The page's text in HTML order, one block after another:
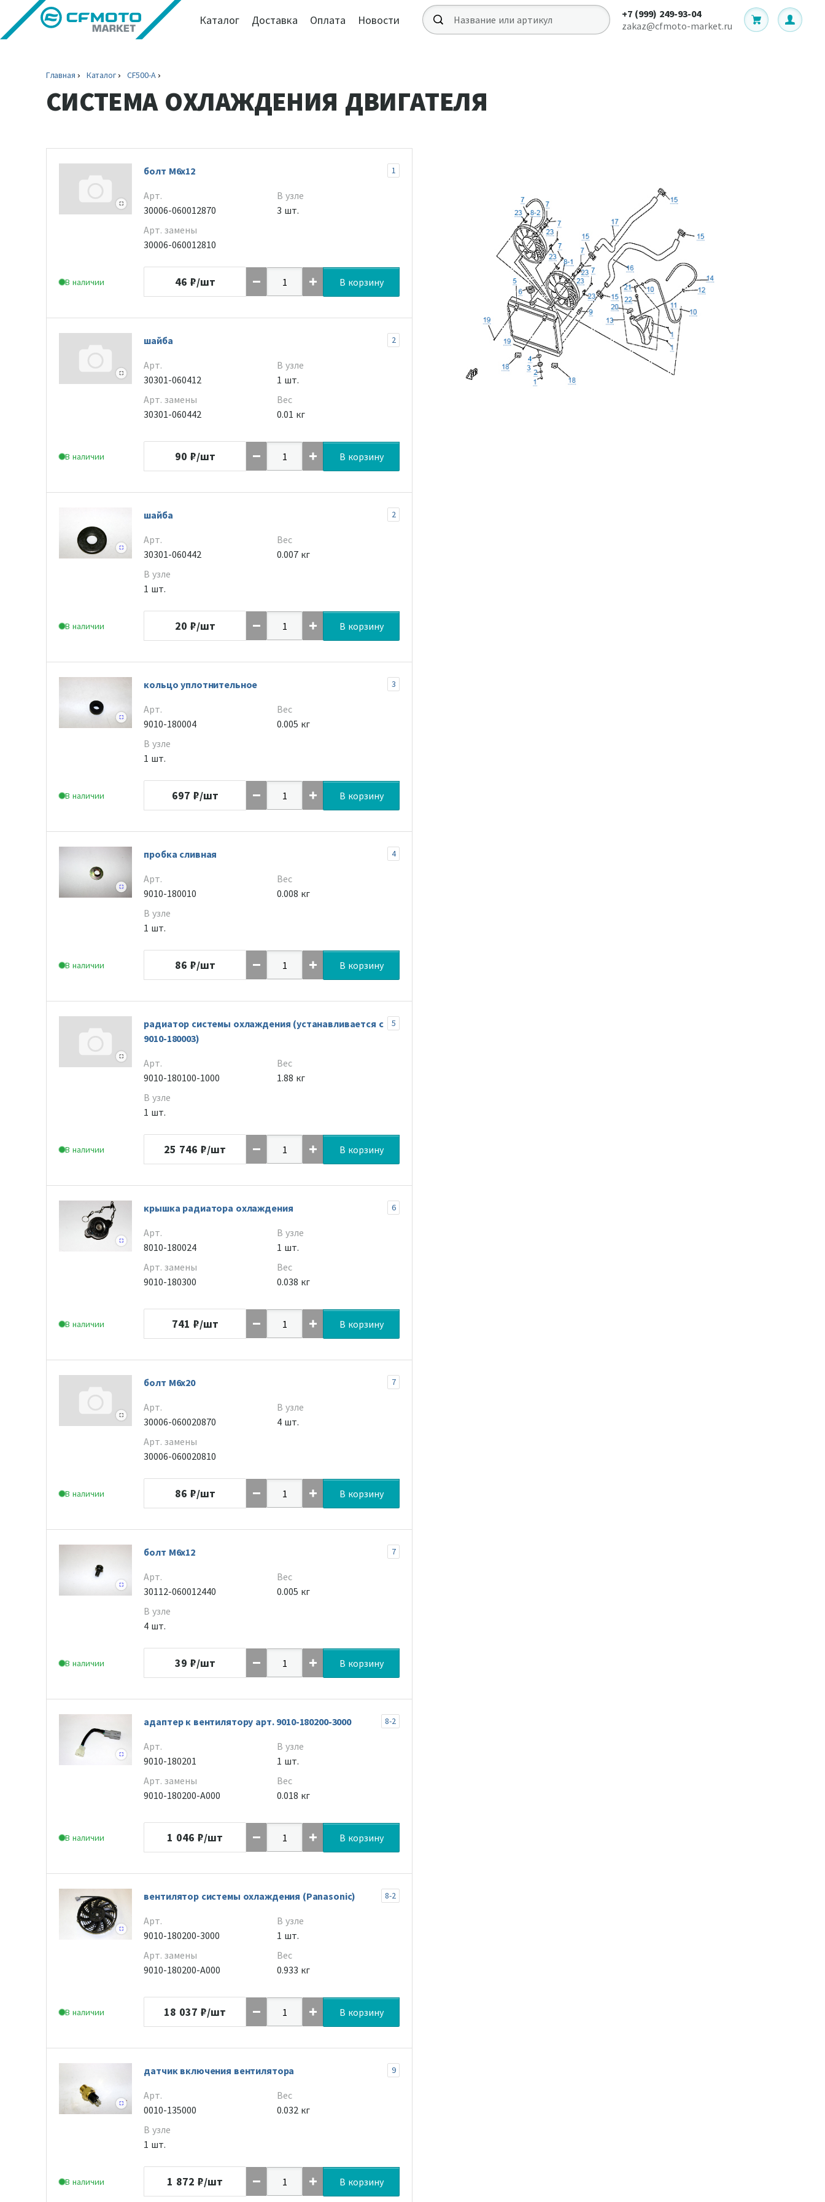
Каталог Доставка Оплата Новости
+7 (999) 249-93-04
zakaz@cfmoto-market.ru
Главная Каталог CF500-A
СИСТЕМА ОХЛАЖДЕНИЯ ДВИГАТЕЛЯ
В наличии
болт М6х12 1
Арт.
30006-060012870
Арт. замены
30006-060012810
В узле
3 шт.
46 ₽/шт В корзину
В наличии
шайба 2
Арт.
30301-060412
Арт. замены
30301-060442
В узле
1 шт.
Вес
0.01 кг
90 ₽/шт В корзину
В наличии
шайба 2
Арт.
30301-060442
В узле
1 шт.
Вес
0.007 кг
20 ₽/шт В корзину
В наличии
кольцо уплотнительное 3
Арт.
9010-180004
В узле
1 шт.
Вес
0.005 кг
697 ₽/шт В корзину
В наличии
пробка сливная 4
Арт.
9010-180010
В узле
1 шт.
Вес
0.008 кг
86 ₽/шт В корзину
В наличии
радиатор системы охлаждения (устанавливается с
9010-180003)
5
Арт.
9010-180100-1000
В узле
1 шт.
Вес
1.88 кг
25 746 ₽/шт В корзину
В наличии
крышка радиатора охлаждения 6
Арт.
8010-180024
Арт. замены
9010-180300
В узле
1 шт.
Вес
0.038 кг
741 ₽/шт В корзину
В наличии
болт M6x20 7
Арт.
30006-060020870
Арт. замены
30006-060020810
В узле
4 шт.
86 ₽/шт В корзину
В наличии
болт М6х12 7
Арт.
30112-060012440
В узле
4 шт.
Вес
0.005 кг
39 ₽/шт В корзину
В наличии
адаптер к вентилятору арт. 9010-180200-3000 8-2
Арт.
9010-180201
Арт. замены
9010-180200-A000
В узле
1 шт.
Вес
0.018 кг
1 046 ₽/шт В корзину
В наличии
вентилятор системы охлаждения (Panasonic) 8-2
Арт.
9010-180200-3000
Арт. замены
9010-180200-A000
В узле
1 шт.
Вес
0.933 кг
18 037 ₽/шт В корзину
В наличии
датчик включения вентилятора 9
Арт.
0010-135000
В узле
1 шт.
Вес
0.032 кг
1 872 ₽/шт В корзину